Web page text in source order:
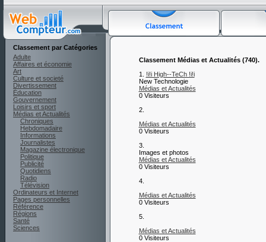
Classement par Catégories
Adulte
Affaires et économie
Art
Culture et societé
Divertissement
Éducation
Gouvernement
Loisirs et sport
Médias et Actualités
Chroniques
Hebdomadaire
Informations
Journalistes
Magazine électronique
Politique
Publicité
Quotidiens
Radio
Télévision
Ordinateurs et Internet
Pages personnelles
Référence
Régions
Santé
Sciences
Classement Médias et Actualités (740).
1.
!i!i High--TeCh !i!i
New Technologie
Médias et Actualités
0 Visiteurs
2.
Médias et Actualités
0 Visiteurs
3.
Images et photos
Médias et Actualités
0 Visiteurs
4.
Médias et Actualités
0 Visiteurs
5.
Médias et Actualités
0 Visiteurs